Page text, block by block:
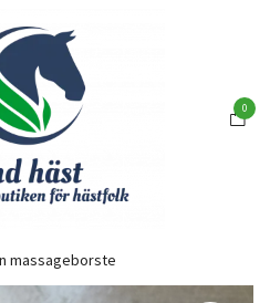
0
massageborste